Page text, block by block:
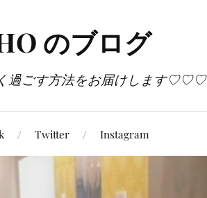
のブログ
過ごす方法をお届けします♡♡♡
Twitter Instagram